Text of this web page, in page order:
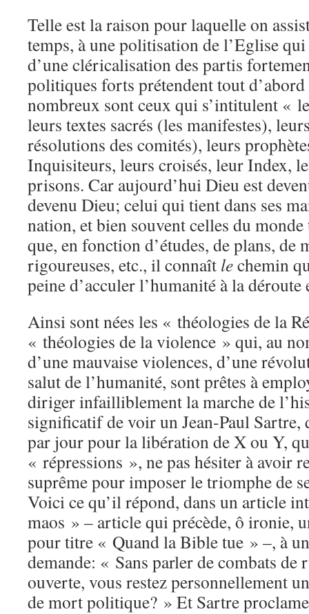
Telle est la raison pour laquelle on
temps, à une politisation de l’Eglise
d’une cléricalisation des partis
politiques forts prétendent tout
nombreux sont ceux qui s’intitulent «
leurs textes sacrés (les manifestes),
résolutions des comités), leurs
Inquisiteurs, leurs croisés, leur Index,
prisons. Car aujourd’hui Dieu est
devenu Dieu; celui qui tient dans ses
nation, et bien souvent celles du
que, en fonction d’études, de plans, de
rigoureuses, etc., il connaît lechemin
peine d’acculer l’humanité à la déroute
Ainsi sont nées les « théologies de la
« théologies de la violence » qui, au
d’une mauvaise violences, d’une
salut de l’humanité, sont prêtes à
diriger infailliblement la marche de
significatif de voir un Jean-Paul Sartre,
par jour pour la libération de X ou Y,
« répressions », ne pas hésiter à avoir
suprême pour imposer le triomphe de
Voici ce qu’il répond, dans un article
maos » – article qui précède, ô ironie,
pour titre « Quand la Bible tue » –, à
demande: « Sans parler de combats de
ouverte, vous restez personnellement
de mort politique? » Et Sartre